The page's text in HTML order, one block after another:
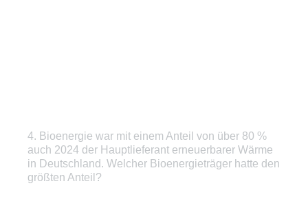
Question
Title
4. Bioenergie war mit einem Anteil von über 80 %
auch 2024 der Hauptlieferant erneuerbarer Wärme
in Deutschland. Welcher Bioenergieträger hatte den
größten Anteil?